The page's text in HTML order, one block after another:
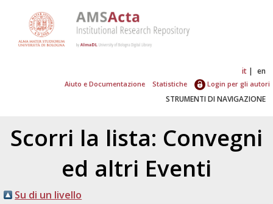
it en
Aiuto e Documentazione Statistiche Login per gli autori
STRUMENTI DI NAVIGAZIONE
Scorri la lista: Convegni
ed altri Eventi
Su di un livello